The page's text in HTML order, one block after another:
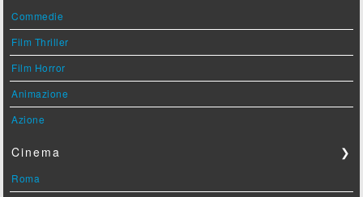
Commedie
Film Thriller
Film Horror
Animazione
Azione
Cinema ❯
Roma